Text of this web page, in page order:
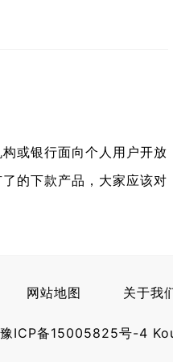
或银行面向个人用户开放
的下款产品，大家应该对
关于我
网站地图
豫ICP备15005825号-4